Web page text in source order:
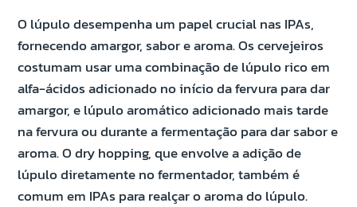
O lúpulo desempenha um papel crucial nas IPAs,
fornecendo amargor, sabor e aroma. Os cervejeiros
costumam usar uma combinação de lúpulo rico em
alfa-ácidos adicionado no início da fervura para dar
amargor, e lúpulo aromático adicionado mais tarde
na fervura ou durante a fermentação para dar sabor e
aroma. O dry hopping, que envolve a adição de
lúpulo diretamente no fermentador, também é
comum em IPAs para realçar o aroma do lúpulo.